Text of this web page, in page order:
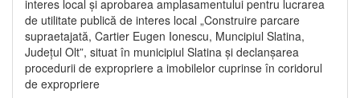
interes local și aprobarea amplasamentului pentru lucrarea
de utilitate publică de interes local „Construire parcare
supraetajată, Cartier Eugen Ionescu, Muncipiul Slatina,
Județul Olt”, situat în municipiul Slatina și declanșarea
procedurii de expropriere a imobilelor cuprinse în coridorul
de expropriere